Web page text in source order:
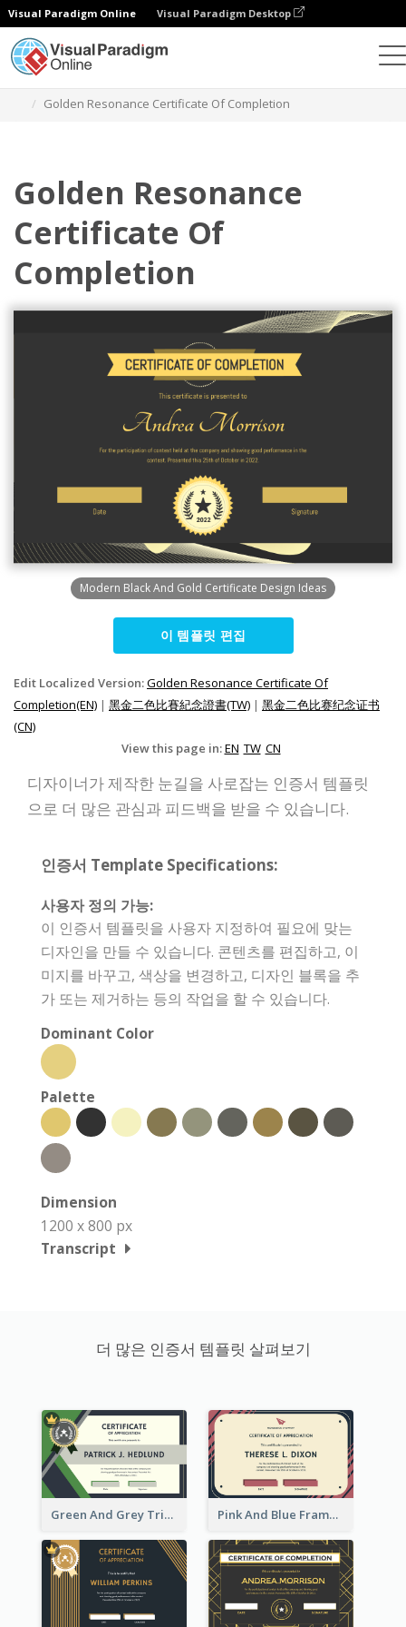
Visual Paradigm Online Visual Paradigm Desktop
Golden Resonance Certificate Of Completion
Golden Resonance
Certificate Of
Completion
Modern Black And Gold Certificate Design Ideas
이 템플릿 편집
Edit Localized Version:Golden Resonance Certificate Of
Completion(EN) | 黑金二色比賽紀念證書(TW) | 黑金二色比赛纪念证书
(CN)
View this page in:EN TW CN
디자이너가 제작한 눈길을 사로잡는 인증서 템플릿
으로 더 많은 관심과 피드백을 받을 수 있습니다.
인증서 Template Specifications:
사용자 정의 가능:
이 인증서 템플릿을 사용자 지정하여 필요에 맞는
디자인을 만들 수 있습니다. 콘텐츠를 편집하고, 이
미지를 바꾸고, 색상을 변경하고, 디자인 블록을 추
가 또는 제거하는 등의 작업을 할 수 있습니다.
Dominant Color
Palette
Dimension
1200 x 800 px
Transcript
더 많은 인증서 템플릿 살펴보기
Green And Grey Triangles With Badge Certificate Pink And Blue Frame Company Certificate